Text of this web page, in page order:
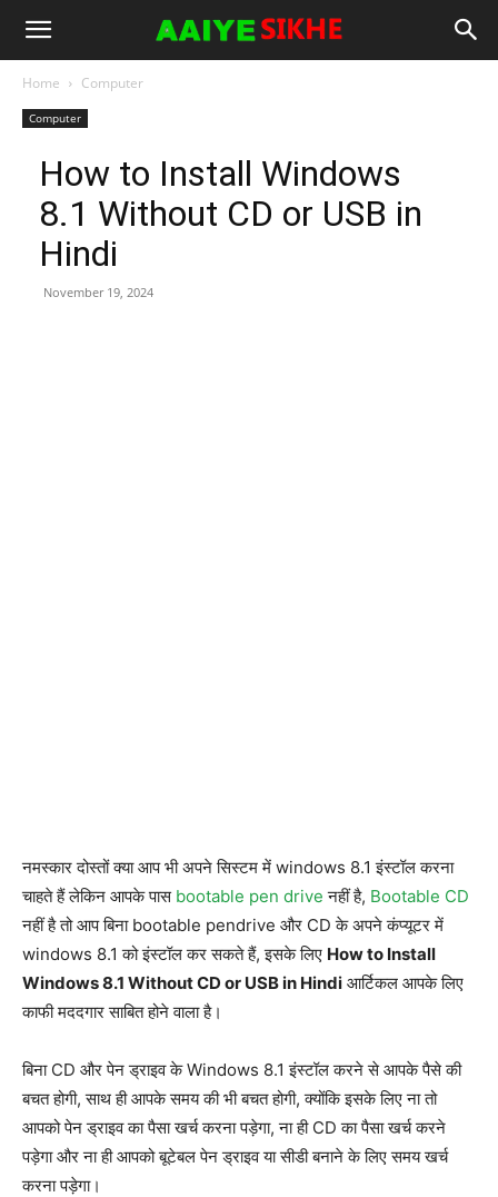
Home Computer
Computer
How to Install Windows
8.1 Without CD or USB in
Hindi
November 19, 2024
नमस्कार दोस्तों क्या आप भी अपने सिस्टम में windows 8.1 इंस्टॉल करना
चाहते हैं लेकिन आपके पास bootable pen drive नहीं है, Bootable CD
नहीं है तो आप बिना bootable pendrive और CD के अपने कंप्यूटर में
windows 8.1 को इंस्टॉल कर सकते हैं, इसके लिए How to Install
Windows 8.1 Without CD or USB in Hindi आर्टिकल आपके लिए
काफी मददगार साबित होने वाला है।
बिना CD और पेन ड्राइव के Windows 8.1 इंस्टॉल करने से आपके पैसे की
बचत होगी, साथ ही आपके समय की भी बचत होगी, क्योंकि इसके लिए ना तो
आपको पेन ड्राइव का पैसा खर्च करना पड़ेगा, ना ही CD का पैसा खर्च करने
पड़ेगा और ना ही आपको बूटेबल पेन ड्राइव या सीडी बनाने के लिए समय खर्च
करना पड़ेगा।